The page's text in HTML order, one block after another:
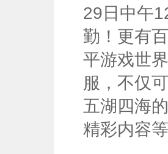
29日中午
勤！更有
平游戏世
服，不仅
五湖四海
精彩内容